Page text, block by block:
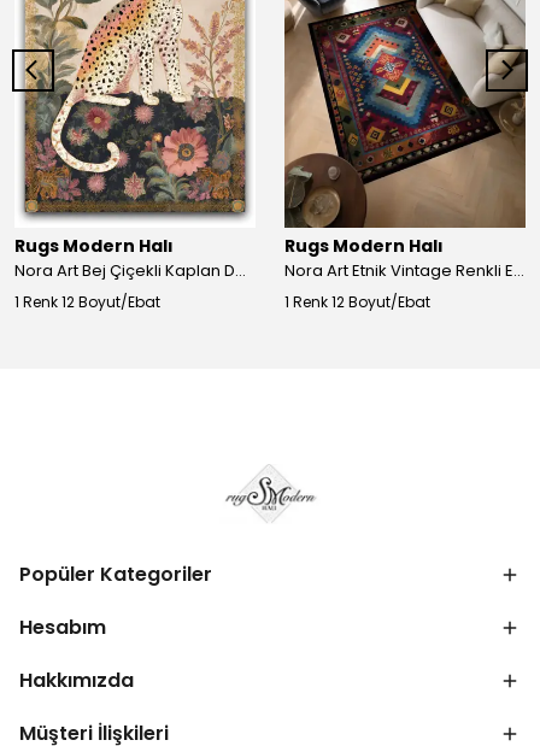
Rugs Modern Halı
Nora Art Bej Çiçekli Kaplan Desenli Dokuma Taban Dekoratif Salon Halısı 61
1 Renk 12 Boyut/Ebat
Rugs Modern Halı
Nora Art Etnik Vintage Renkli Eskitme Dokuma Taban Dekoratif Salon Halısı 63
1 Renk 12 Boyut/Ebat
Popüler Kategoriler
Hesabım
Hakkımızda
Müşteri İlişkileri